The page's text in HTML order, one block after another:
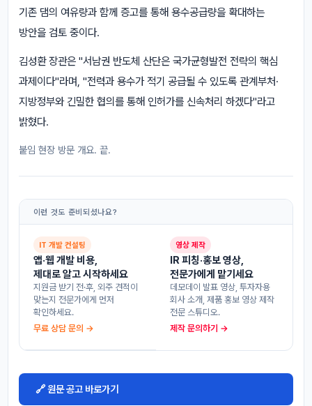
기존 댐의 여유량과 함께 증고를 통해 용수공급량을 확대하는
방안을 검토 중이다.
김성환 장관은 "서남권 반도체 산단은 국가균형발전 전략의 핵심
과제이다"라며, "전력과 용수가 적기 공급될 수 있도록 관계부처·
지방정부와 긴밀한 협의를 통해 인허가를 신속처리 하겠다"라고
밝혔다.
붙임 현장 방문 개요. 끝.
이런 것도 준비되셨나요?
IT 개발 컨설팅
앱·웹 개발 비용,
제대로 알고 시작하세요
지원금 받기 전·후, 외주 견적이
맞는지 전문가에게 먼저
확인하세요.
무료 상담 문의 →
영상 제작
IR 피칭·홍보 영상,
전문가에게 맡기세요
데모데이 발표 영상, 투자자용
회사 소개, 제품 홍보 영상 제작
전문 스튜디오.
제작 문의하기 →
🔗 원문 공고 바로가기